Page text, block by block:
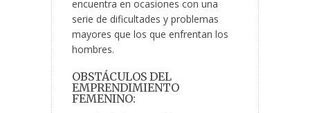
encuentra en ocasiones con una
serie de dificultades y problemas
mayores que los que enfrentan los
hombres.
OBSTÁCULOS DEL
EMPRENDIMIENTO
FEMENINO: